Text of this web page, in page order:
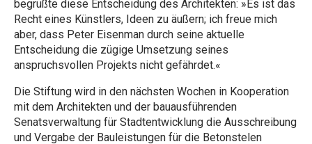
begrüßte diese Entscheidung des Architekten: »Es ist das
Recht eines Künstlers, Ideen zu äußern; ich freue mich
aber, dass Peter Eisenman durch seine aktuelle
Entscheidung die zügige Umsetzung seines
anspruchsvollen Projekts nicht gefährdet.«
Die Stiftung wird in den nächsten Wochen in Kooperation
mit dem Architekten und der bauausführenden
Senatsverwaltung für Stadtentwicklung die Ausschreibung
und Vergabe der Bauleistungen für die Betonstelen